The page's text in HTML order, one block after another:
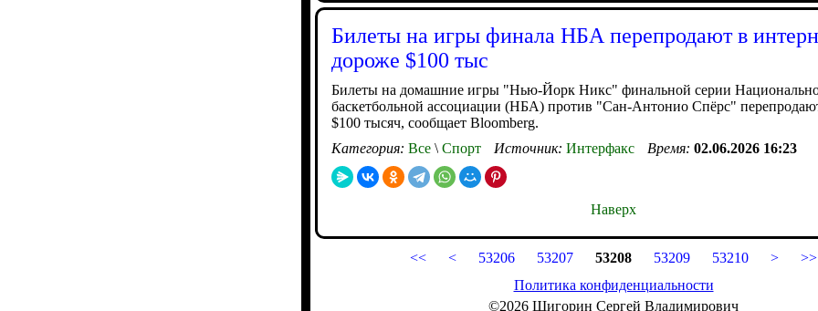
Билеты на игры финала НБА перепродают в
дороже $100 тыс
Билеты на домашние игры "Нью-Йорк Никс" финальной серии
баскетбольной ассоциации (НБА) против "Сан-Антонио Спёрс"
$100 тысяч, сообщает Bloomberg.
Категория: Все \ Спорт Источник: Интерфакс Время: 02.06.2026 16:23
Наверх
<< < 53206 53207 53208 53209 53210 >
>>
Политика конфиденциальности
©2026 Шигорин Сергей Владимирович